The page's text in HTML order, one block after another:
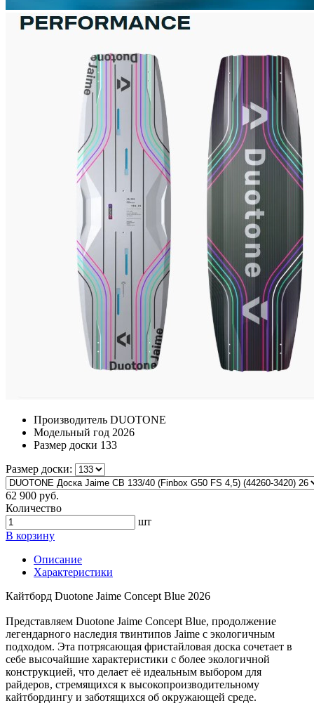
Производитель DUOTONE
Модельный год 2026
Размер доски 133
Размер доски:
62 900 руб.
Количество
шт
В корзину
Описание
Характеристики
Кайтборд Duotone Jaime Concept Blue 2026
Представляем Duotone Jaime Concept Blue, продолжение
легендарного наследия твинтипов Jaime с экологичным
подходом. Эта потрясающая фристайловая доска сочетает в
себе высочайшие характеристики с более экологичной
конструкцией, что делает её идеальным выбором для
райдеров, стремящихся к высокопроизводительному
кайтбордингу и заботящихся об окружающей среде.